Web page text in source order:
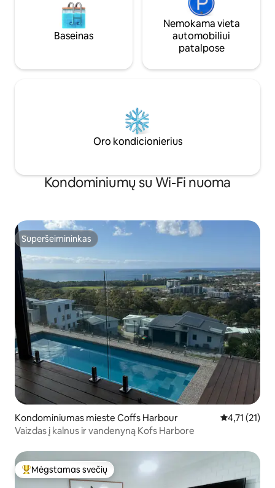
Baseinas
Nemokama vieta
automobiliui
patalpose
Oro kondicionierius
Kondominiumų su Wi-Fi nuoma
Superšeimininkas
Superšeimininkas
Kondominiumas mieste Coffs Harbour Vidutinis
4,71 (21)
Vaizdas į kalnus ir vandenyną Kofs Harbore
Svečių mėgstamiausias
Mėgstamas svečių